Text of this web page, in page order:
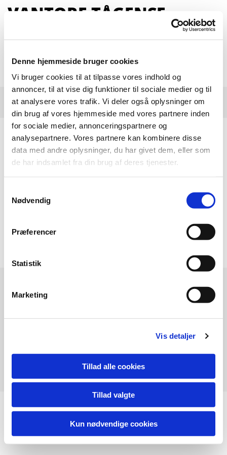
Denne hjemmeside bruger cookies
Vi bruger cookies til at tilpasse vores indhold og
annoncer, til at vise dig funktioner til sociale medier og til
at analysere vores trafik. Vi deler også oplysninger om
din brug af vores hjemmeside med vores partnere inden
for sociale medier, annonceringspartnere og
analysepartnere. Vores partnere kan kombinere disse
data med andre oplysninger, du har givet dem, eller som
de har indsamlet fra din brug af deres tjenester.
Nødvendig
Præferencer
Statistik
Marketing
Vis detaljer
Tillad alle cookies
Tillad valgte
Kun nødvendige cookies
VANTORE TÅGENSE
MOBIL 21 97 30 96
LEDNINGSNET -
LEDNINGSREGISTRERING